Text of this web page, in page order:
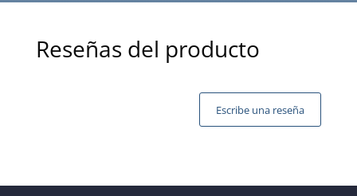
Reseñas del producto
Escribe una reseña